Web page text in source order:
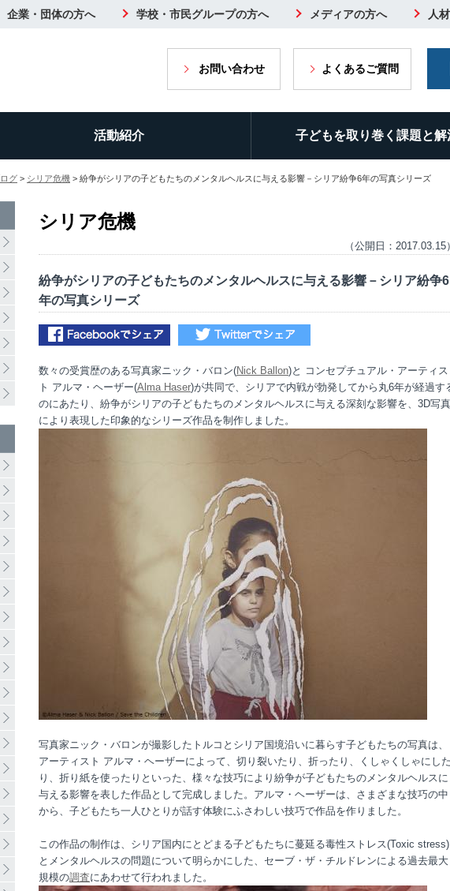
企業・団体の方へ 学校・市民グループの方へ メディアの方へ 人
お問い合わせ よくあるご質問
活動紹介 子どもを取り巻く課題と解
グ > シリア危機 > 紛争がシリアの子どもたちのメンタルヘルスに与える影響－シリア紛争6年の写真シリーズ
シリア危機
（公開日：2017.03.15）
紛争がシリアの子どもたちのメンタルヘルスに与える影響－シリア紛争6
年の写真シリーズ
数々の受賞歴のある写真家ニック・バロン(Nick Ballon)と コンセプチュアル・アーティス
ト アルマ・ヘーザー(Alma Haser)が共同で、シリアで内戦が勃発してから丸6年が経過す
のにあたり、紛争がシリアの子どもたちのメンタルヘルスに与える深刻な影響を、3D写真
により表現した印象的なシリーズ作品を制作しました。
写真家ニック・バロンが撮影したトルコとシリア国境沿いに暮らす子どもたちの写真は、
アーティスト アルマ・ヘーザーによって、切り裂いたり、折ったり、くしゃくしゃにした
り、折り紙を使ったりといった、様々な技巧により紛争が子どもたちのメンタルヘルスに
与える影響を表した作品として完成しました。アルマ・ヘーザーは、さまざまな技巧の中
から、子どもたち一人ひとりが話す体験にふさわしい技巧で作品を作りました。
この作品の制作は、シリア国内にとどまる子どもたちに蔓延る毒性ストレス(Toxic stress)
とメンタルヘルスの問題について明らかにした、セーブ・ザ・チルドレンによる過去最大
規模の調査にあわせて行われました。